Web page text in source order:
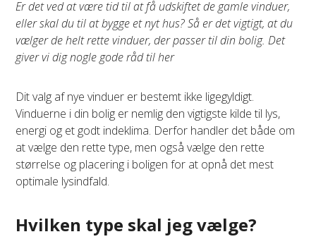
Er det ved at være tid til at få udskiftet de gamle vinduer,
eller skal du til at bygge et nyt hus? Så er det vigtigt, at du
vælger de helt rette vinduer, der passer til din bolig. Det
giver vi dig nogle gode råd til her
Dit valg af nye vinduer er bestemt ikke ligegyldigt.
Vinduerne i din bolig er nemlig den vigtigste kilde til lys,
energi og et godt indeklima. Derfor handler det både om
at vælge den rette type, men også vælge den rette
størrelse og placering i boligen for at opnå det mest
optimale lysindfald.
Hvilken type skal jeg vælge?